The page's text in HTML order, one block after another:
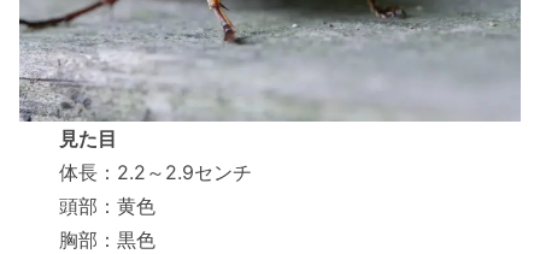
見た目
体長：2.2～2.9センチ
頭部：黄色
胸部：黒色